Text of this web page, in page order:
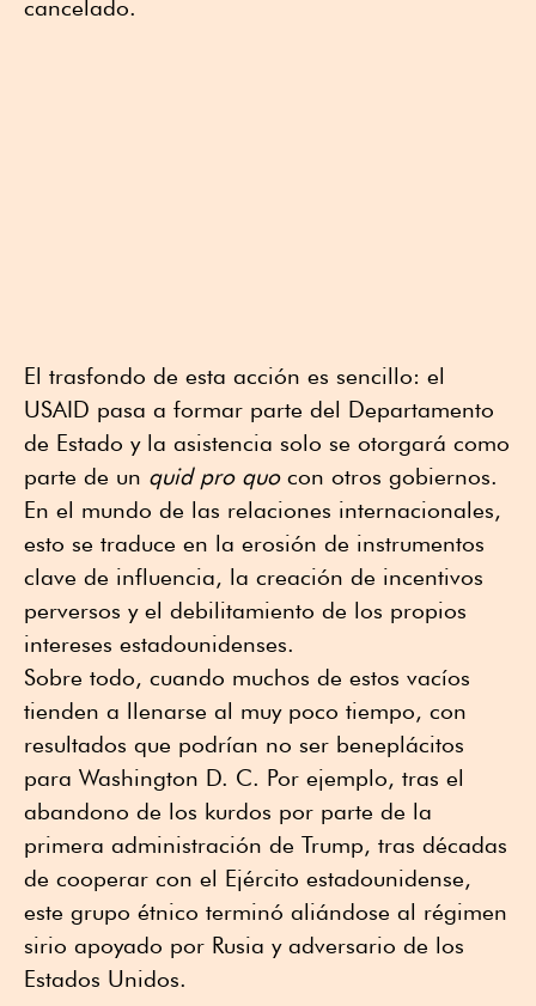
cancelado.
El trasfondo de esta acción es sencillo: el
USAID pasa a formar parte del Departamento
de Estado y la asistencia solo se otorgará como
parte de un quid pro quocon otros gobiernos.
En el mundo de las relaciones internacionales,
esto se traduce en la erosión de instrumentos
clave de influencia, la creación de incentivos
perversos y el debilitamiento de los propios
intereses estadounidenses.
Sobre todo, cuando muchos de estos vacíos
tienden a llenarse al muy poco tiempo, con
resultados que podrían no ser beneplácitos
para Washington D. C. Por ejemplo, tras el
abandono de los kurdos por parte de la
primera administración de Trump, tras décadas
de cooperar con el Ejército estadounidense,
este grupo étnico terminó aliándose al régimen
sirio apoyado por Rusia y adversario de los
Estados Unidos.